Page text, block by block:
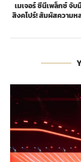
เมเจอร์ ซีนีเพล็กซ์ จั
สิงคโปร์! สัมผัสความห